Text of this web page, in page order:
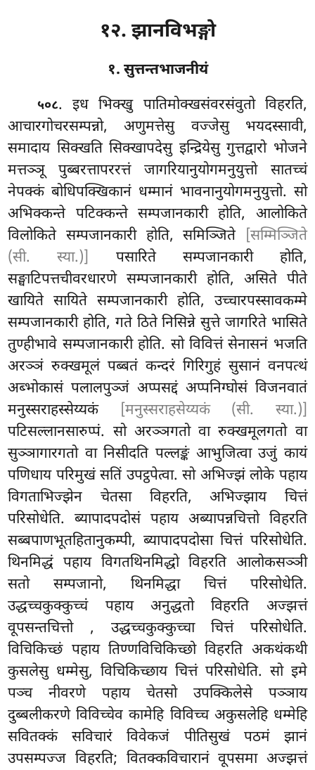
१२. झानविभङ्गो
१. सुत्तन्तभाजनीयं
५०८. इधभिक्खु पातिमोक्खसंवरसंवुतो विहरति,
आचारगोचरसम्पन्नो, अणुमत्तेसु वज्जेसु भयदस्सावी,
समादाय सिक्खति सिक्खापदेसु इन्द्रियेसु गुत्तद्वारो भोजने
मत्तञ्ञू पुब्बरत्तापररत्तं जागरियानुयोगमनुयुत्तो सातच्चं
नेपक्कं बोधिपक्खिकानं धम्मानं भावनानुयोगमनुयुत्तो. सो
अभिक्कन्ते पटिक्कन्ते सम्पजानकारी होति, आलोकिते
विलोकिते सम्पजानकारी होति, समिञ्जिते
[सम्मिञ्जिते
(सी. स्या.)]
पसारिते सम्पजानकारी होति,
सङ्घाटिपत्तचीवरधारणे सम्पजानकारी होति, असिते पीते
खायिते सायिते सम्पजानकारी होति, उच्चारपस्सावकम्मे
सम्पजानकारीहोति, गते ठिते निसिन्ने सुत्ते जागरिते भासिते
तुण्हीभावे सम्पजानकारी होति. सो विवित्तं सेनासनं भजति
अरञ्ञं रुक्खमूलं पब्बतं कन्दरं गिरिगुहं सुसानं वनपत्थं
अब्भोकासं पलालपुञ्जं अप्पसद्दं अप्पनिग्घोसं विजनवातं
मनुस्सराहस्सेय्यकं
[मनुस्सराहसेय्यकं (सी. स्या.)]
पटिसल्लानसारुप्पं. सो अरञ्ञगतो वा रुक्खमूलगतो वा
सुञ्ञागारगतो वा निसीदति पल्लङ्कं आभुजित्वा उजुं कायं
पणिधाय परिमुखं सतिं उपट्ठपेत्वा. सो अभिज्झं लोके पहाय
विगताभिज्झेन चेतसा विहरति, अभिज्झाय चित्तं
परिसोधेति. ब्यापादपदोसं पहाय अब्यापन्नचित्तो विहरति
सब्बपाणभूतहितानुकम्पी, ब्यापादपदोसा चित्तं परिसोधेति.
थिनमिद्धं पहाय विगतथिनमिद्धो विहरति आलोकसञ्ञी
सतो सम्पजानो, थिनमिद्धा चित्तं परिसोधेति.
उद्धच्चकुक्कुच्चं पहाय अनुद्धतो विहरति अज्झत्तं
वूपसन्तचित्तो , उद्धच्चकुक्कुच्चा चित्तं परिसोधेति.
विचिकिच्छं पहाय तिण्णविचिकिच्छो विहरति अकथंकथी
कुसलेसु धम्मेसु, विचिकिच्छाय चित्तं परिसोधेति. सो इमे
पञ्च नीवरणे पहाय चेतसो उपक्किलेसे पञ्ञाय
दुब्बलीकरणे विविच्चेव कामेहि विविच्च अकुसलेहि धम्मेहि
सवितक्कं सविचारं विवेकजं पीतिसुखं पठमं झानं
उपसम्पज्ज विहरति; वितक्कविचारानंवूपसमा अज्झत्तं